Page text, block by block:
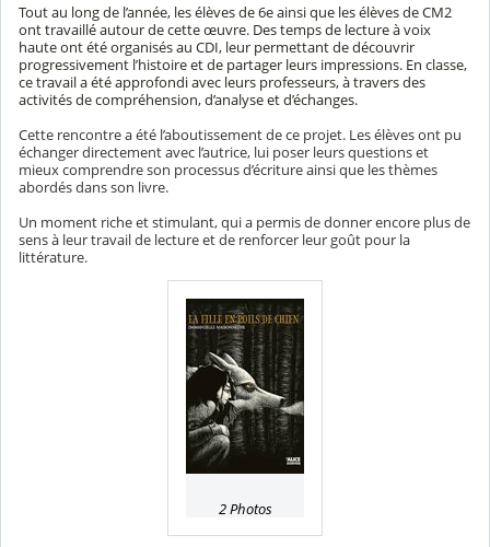
Tout au long de l’année, les élèves de 6e ainsi que les élèves de CM2
ont travaillé autour de cette œuvre. Des temps de lecture à voix
haute ont été organisés au CDI, leur permettant de découvrir
progressivement l’histoire et de partager leurs impressions. En classe,
ce travail a été approfondi avec leurs professeurs, à travers des
activités de compréhension, d’analyse et d’échanges.
Cette rencontre a été l’aboutissement de ce projet. Les élèves ont pu
échanger directement avec l’autrice, lui poser leurs questions et
mieux comprendre son processus d’écriture ainsi que les thèmes
abordés dans son livre.
Un moment riche et stimulant, qui a permis de donner encore plus de
sens à leur travail de lecture et de renforcer leur goût pour la
littérature.
2 Photos